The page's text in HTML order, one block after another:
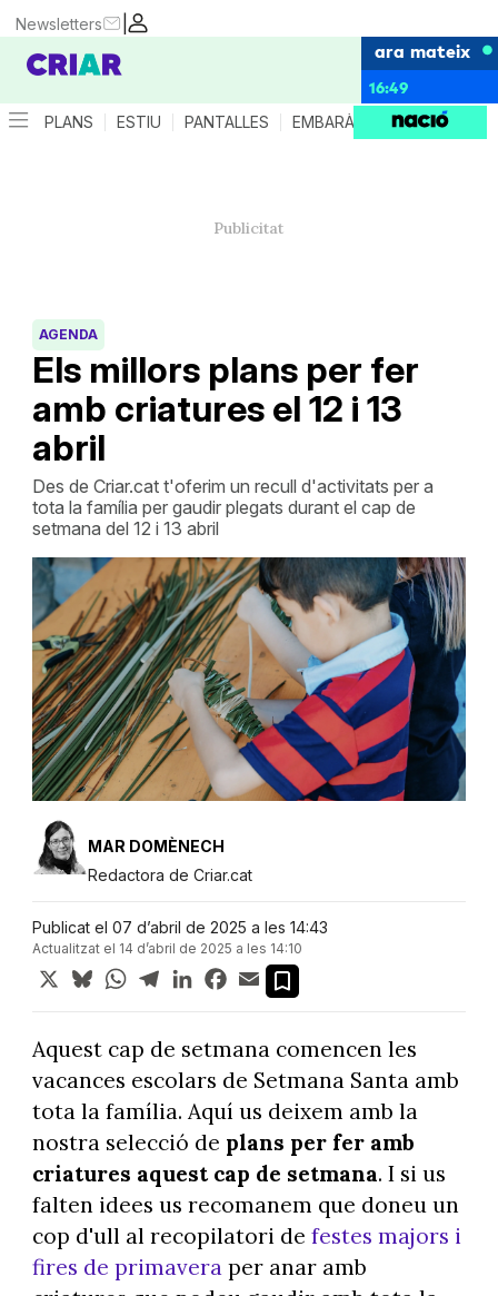
|
Newsletters
ara mateix
16:49
PLANS ESTIU PANTALLES EMBARÀS CRIANÇA
Els millors plans per fer
amb criatures el 12 i 13
abril
AGENDA
Des de Criar.cat t'oferim un recull d'activitats per a
tota la família per gaudir plegats durant el cap de
setmana del 12 i 13 abril
MAR DOMÈNECH
Redactora de Criar.cat
Publicat el 07 d’abril de 2025 a les 14:43
Actualitzat el 14 d’abril de 2025 a les 14:10
X BlueskyWhatsApp
TelegramLinkedInFacebook
Email
Aquest cap de setmana comencen les
vacances escolars de Setmana Santa amb
tota la família. Aquí us deixem amb la
nostra selecció de plans per fer amb
criatures aquest cap de setmana. I si us
falten idees us recomanem que doneu un
cop d'ull al recopilatori de festes majors i
fires de primavera per anar amb